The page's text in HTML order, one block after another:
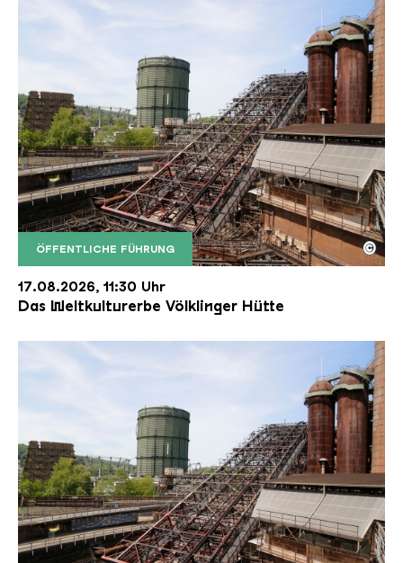
ÖFFENTLICHE FÜHRUNG
Der Erzschrägaufzug der Völklinger Hütte mit
Copyright: Weltkulturerbe Völklinger Hütte | Karl
©
17.08.2026, 11:30 Uhr
Das Weltkulturerbe Völklinger Hütte